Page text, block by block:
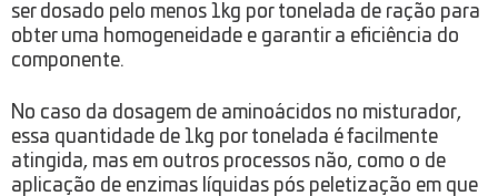
ser dosado pelo menos 1kg por tonelada de ração para
obter uma homogeneidade e garantir a eficiência do
componente.
No caso da dosagem de aminoácidos no misturador,
essa quantidade de 1kg por tonelada é facilmente
atingida, mas em outros processos não, como o de
aplicação de enzimas líquidas pós peletização em que